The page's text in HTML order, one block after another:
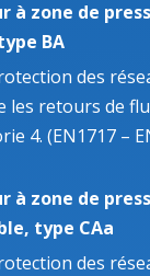
à zone de
BA
des
les retours de
4. (EN1717 –
à zone de
type CAa
des